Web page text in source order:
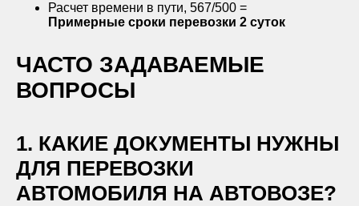
Расчет времени в пути, 567/500 =
Примерные сроки перевозки 2 суток
ЧАСТО ЗАДАВАЕМЫЕ
ВОПРОСЫ
1. КАКИЕ ДОКУМЕНТЫ НУЖНЫ
ДЛЯ ПЕРЕВОЗКИ
АВТОМОБИЛЯ НА АВТОВОЗЕ?